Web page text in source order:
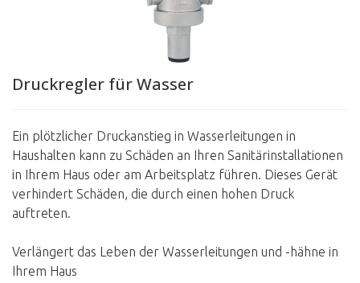
Druckregler für Wasser
Ein plötzlicher Druckanstieg in Wasserleitungen in
Haushalten kann zu Schäden an Ihren Sanitärinstallationen
in Ihrem Haus oder am Arbeitsplatz führen. Dieses Gerät
verhindert Schäden, die durch einen hohen Druck
auftreten.
Verlängert das Leben der Wasserleitungen und -hähne in
Ihrem Haus